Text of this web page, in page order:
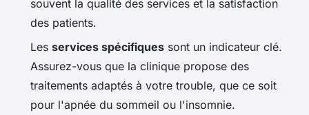
souvent la qualité des services et la satisfaction
des patients.
Les services spécifiques sont un indicateur clé.
Assurez-vous que la clinique propose des
traitements adaptés à votre trouble, que ce soit
pour l'apnée du sommeil ou l'insomnie.